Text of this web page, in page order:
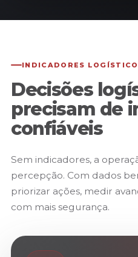
INDICADORES
Decisões
precisam de
confiáveis
Sem indicadores, a
percepção. Com dados
priorizar ações, medir
com mais segurança.